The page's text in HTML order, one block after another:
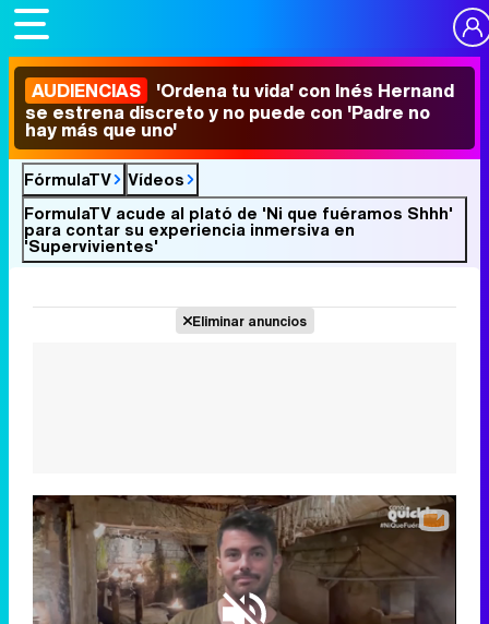
AUDIENCIAS 'Ordena tu vida' con Inés Hernand
se estrena discreto y no puede con 'Padre no
hay más que uno'
FórmulaTV
Vídeos
FormulaTV acude al plató de 'Ni que fuéramos Shhh'
para contar su experiencia inmersiva en
'Supervivientes'
Eliminar anuncios